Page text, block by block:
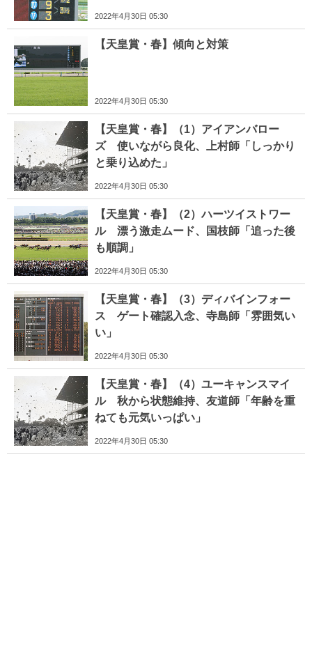
2022年4月30日 05:30
【天皇賞・春】傾向と対策
2022年4月30日 05:30
【天皇賞・春】（1）アイアンバロー
ズ 使いながら良化、上村師「しっかり
と乗り込めた」
2022年4月30日 05:30
【天皇賞・春】（2）ハーツイストワー
ル 漂う激走ムード、国枝師「追った後
も順調」
2022年4月30日 05:30
【天皇賞・春】（3）ディバインフォー
ス ゲート確認入念、寺島師「雰囲気い
い」
2022年4月30日 05:30
【天皇賞・春】（4）ユーキャンスマイ
ル 秋から状態維持、友道師「年齢を重
ねても元気いっぱい」
2022年4月30日 05:30